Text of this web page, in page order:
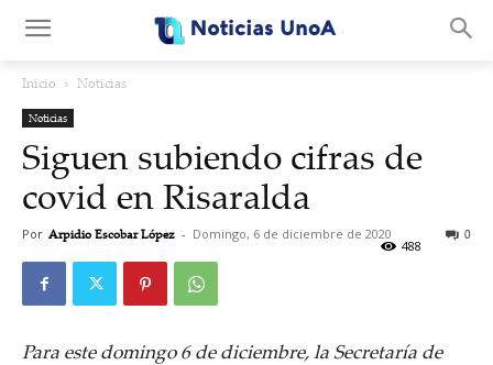
Inicio Noticias
Noticias
Siguen subiendo cifras de
covid en Risaralda
Por Arpidio Escobar López - Domingo, 6 de diciembre de 2020 0
488
Para este domingo 6 de diciembre, la Secretaría de